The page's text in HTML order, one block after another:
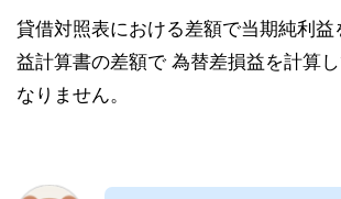
貸借対照表における差額で当期純利
益計算書の差額で 為替差損益を計算
なりません。